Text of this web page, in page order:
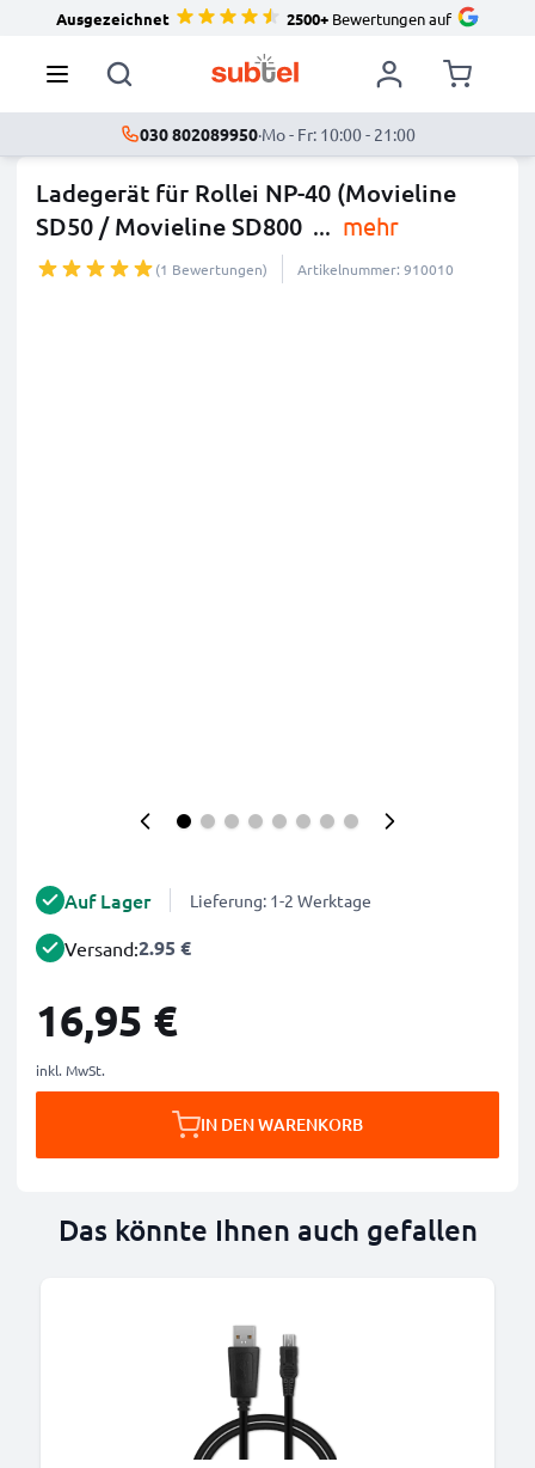
Ausgezeichnet 2500+Bewertungen auf
030 802089950·Mo - Fr: 10:00 - 21:00
Ladegerät für Rollei NP-40 (Movieline
SD50 / Movieline SD800 ... mehr
(1 Bewertungen) Artikelnummer: 910010
Auf Lager Lieferung: 1-2 Werktage
Versand:2.95 €
16,95 €
inkl. MwSt.
IN DEN WARENKORB
Das könnte Ihnen auch gefallen